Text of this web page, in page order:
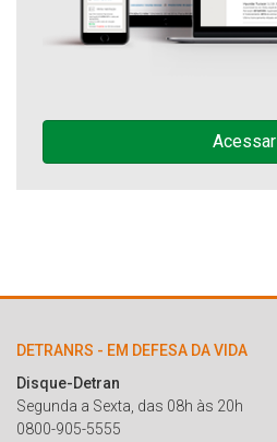
Acessar
DETRANRS - EM DEFESA DA VIDA
Disque-Detran
Segunda a Sexta, das 08h às 20h
0800-905-5555